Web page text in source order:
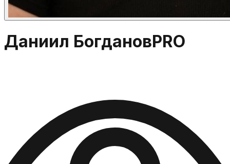
Даниил БогдановPRO